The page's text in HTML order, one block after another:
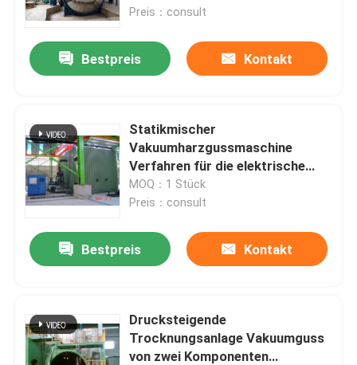
Fabrik Tour
Kontakt
Referenzen
Transformatorwickelmaschine
Transformatoröfen
Preis：consult
Bestpreis Kontakt
Statikmischer
Vakuumharzgussmaschine
Verfahren für die elektrische
Isolierung
MOQ：1 Stück
Preis：consult
Bestpreis Kontakt
Drucksteigende
Trocknungsanlage Vakuumguss
von zwei Komponenten